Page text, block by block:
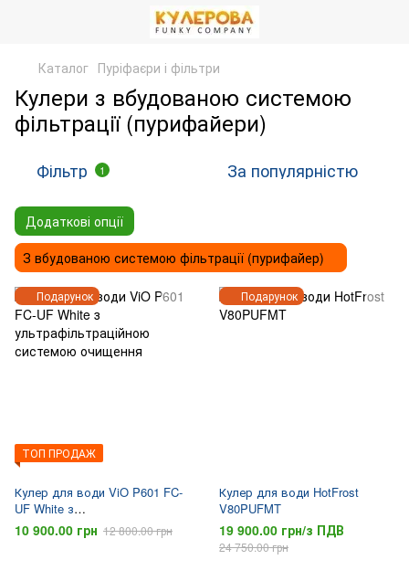
Каталог Пуріфаєри і фільтри
Кулери з вбудованою системою
фільтрації (пурифайери)
Фільтр 1 За популярністю
Додаткові опції
З вбудованою системою фільтрації (пурифайер)
Подарунок
ТОП ПРОДАЖ
Кулер для води ViO P601 FC-
UF White з
ультрафільтраційною
системою очищення
10 900.00 грн 12 800.00 грн
Подарунок
Кулер для води HotFrost
V80PUFMT
19 900.00 грн/з ПДВ
24 750.00 грн